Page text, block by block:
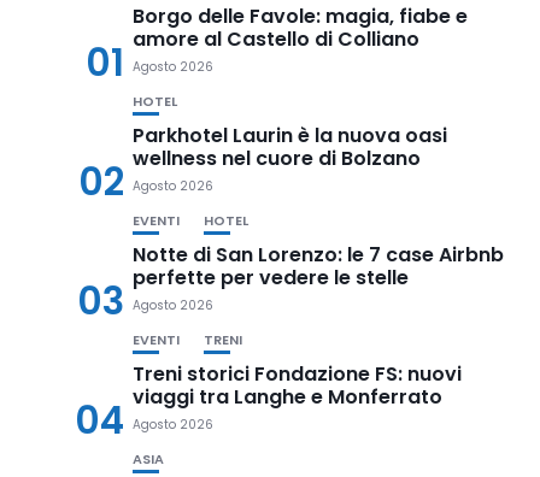
01
Borgo delle Favole: magia, fiabe e
amore al Castello di Colliano
Agosto 2026
02
HOTEL
Parkhotel Laurin è la nuova oasi
wellness nel cuore di Bolzano
Agosto 2026
03
EVENTI HOTEL
Notte di San Lorenzo: le 7 case Airbnb
perfette per vedere le stelle
Agosto 2026
04
EVENTI TRENI
Treni storici Fondazione FS: nuovi
viaggi tra Langhe e Monferrato
Agosto 2026
ASIA